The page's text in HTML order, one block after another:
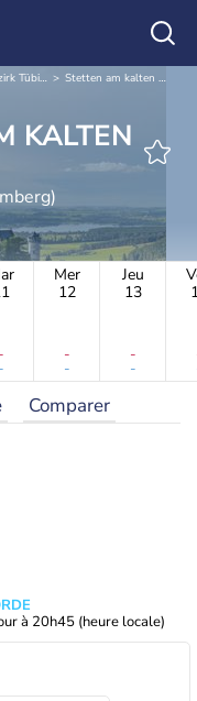
Regierungsbezirk Tübingen Stetten am kalten Markt
-
-
Mer
12
-
-
Jeu
13
-
-
Comparer
à 20h45 (heure locale)